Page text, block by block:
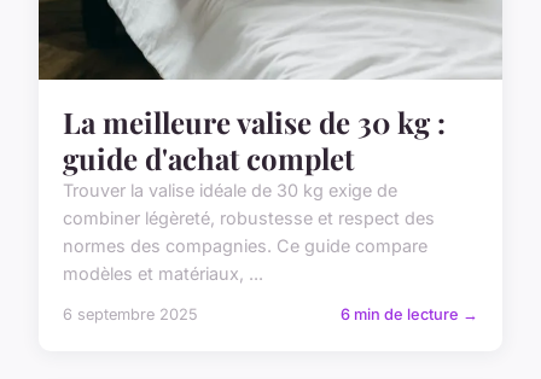
La meilleure valise de 30 kg :
guide d'achat complet
Trouver la valise idéale de 30 kg exige de
combiner légèreté, robustesse et respect des
normes des compagnies. Ce guide compare
modèles et matériaux, ...
6 septembre 2025 6 min de lecture →